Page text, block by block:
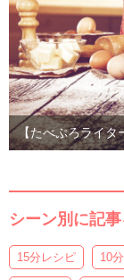
【たべぷろライ
シーン別に記
15分レシピ 10